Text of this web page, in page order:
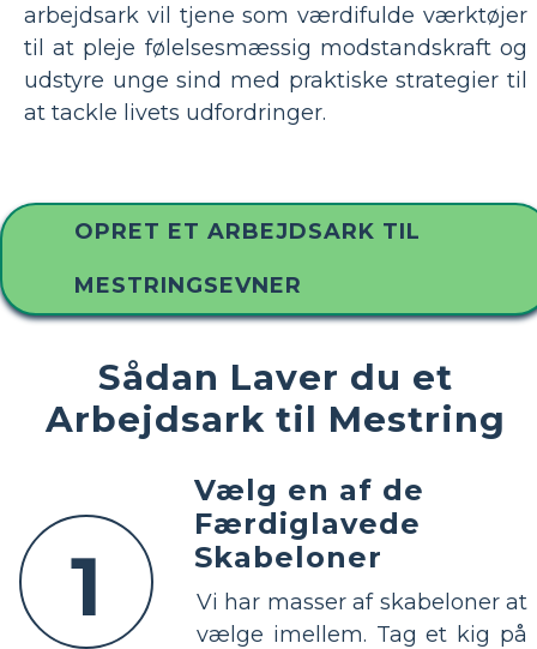
arbejdsark vil tjene som værdifulde værktøjer
til at pleje følelsesmæssig modstandskraft og
udstyre unge sind med praktiske strategier til
at tackle livets udfordringer.
OPRET ET ARBEJDSARK TIL
MESTRINGSEVNER
Sådan Laver du et
Arbejdsark til Mestring
1
Vælg en af ​​de
Færdiglavede
Skabeloner
Vi har masser af skabeloner at
vælge imellem. Tag et kig på